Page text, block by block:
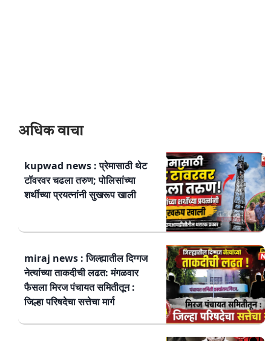
अधिक वाचा
kupwad news : प्रेमासाठी थेट
टॉवरवर चढला तरुण; पोलिसांच्या
शर्थीच्या प्रयत्नांनी सुखरूप खाली
miraj news : जिल्ह्यातील दिग्गज
नेत्यांच्या ताकदीची लढत: मंगळवार
फैसला मिरज पंचायत समितीतून :
जिल्हा परिषदेचा सत्तेचा मार्ग